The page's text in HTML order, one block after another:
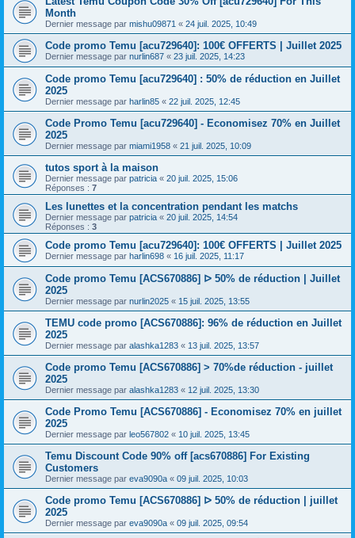
Month
Dernier message par mishu09871 « 24 juil. 2025, 10:49
Code promo Temu [acu729640]: 100€ OFFERTS | Juillet 2025
Dernier message par nurlin687 « 23 juil. 2025, 14:23
Code promo Temu [acu729640] : 50% de réduction en Juillet
2025
Dernier message par harlin85 « 22 juil. 2025, 12:45
Code Promo Temu [acu729640] - Economisez 70% en Juillet
2025
Dernier message par miami1958 « 21 juil. 2025, 10:09
tutos sport à la maison
Dernier message par patricia « 20 juil. 2025, 15:06
Réponses : 7
Les lunettes et la concentration pendant les matchs
Dernier message par patricia « 20 juil. 2025, 14:54
Réponses : 3
Code promo Temu [acu729640]: 100€ OFFERTS | Juillet 2025
Dernier message par harlin698 « 16 juil. 2025, 11:17
Code promo Temu [ACS670886] ᐅ 50% de réduction | Juillet
2025
Dernier message par nurlin2025 « 15 juil. 2025, 13:55
TEMU code promo [ACS670886]: 96% de réduction en Juillet
2025
Dernier message par alashka1283 « 13 juil. 2025, 13:57
Code promo Temu [ACS670886] > 70%de réduction - juillet
2025
Dernier message par alashka1283 « 12 juil. 2025, 13:30
Code Promo Temu [ACS670886] - Economisez 70% en juillet
2025
Dernier message par leo567802 « 10 juil. 2025, 13:45
Temu Discount Code 90% off [acs670886] For Existing
Customers
Dernier message par eva9090a « 09 juil. 2025, 10:03
Code promo Temu [ACS670886] ᐅ 50% de réduction | juillet
2025
Dernier message par eva9090a « 09 juil. 2025, 09:54